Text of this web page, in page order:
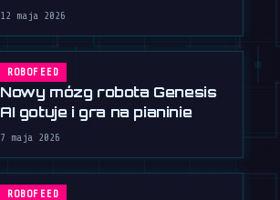
12 maja 2026
ROBOFEED
Nowy mózg robota Genesis
AI gotuje i gra na pianinie
7 maja 2026
ROBOFEED